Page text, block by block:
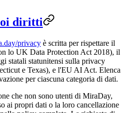
diritti
privacy è scritta per rispettare il
lo UK Data Protection Act 2018), il
statali statunitensi sulla privacy
e Texas), e l'EU AI Act. Elenca
per ciascuna categoria di dati.
che non sono utenti di MiraDay,
ai propri dati o la loro cancellazione